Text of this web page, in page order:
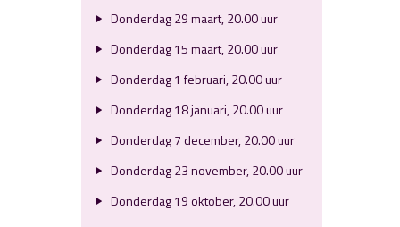
Donderdag 29 maart, 20.00 uur
Donderdag 15 maart, 20.00 uur
Donderdag 1 februari, 20.00 uur
Donderdag 18 januari, 20.00 uur
Donderdag 7 december, 20.00 uur
Donderdag 23 november, 20.00 uur
Donderdag 19 oktober, 20.00 uur